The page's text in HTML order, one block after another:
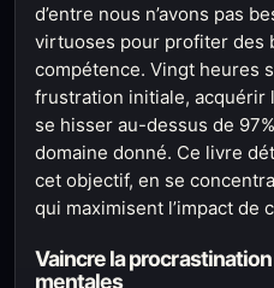
d’entre nous n’avons pas
virtuoses pour profiter des
compétence. Vingt heures
frustration initiale, acquérir
se hisser au-dessus de
domaine donné. Ce livre
cet objectif, en se
qui maximisent l’impact de
Vaincre la
mentales